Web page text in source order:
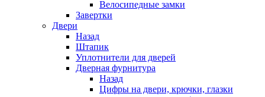
Велосипедные замки
Завертки
Двери
Назад
Штапик
Уплотнители для дверей
Дверная фурнитура
Назад
Цифры на двери, крючки, глазки